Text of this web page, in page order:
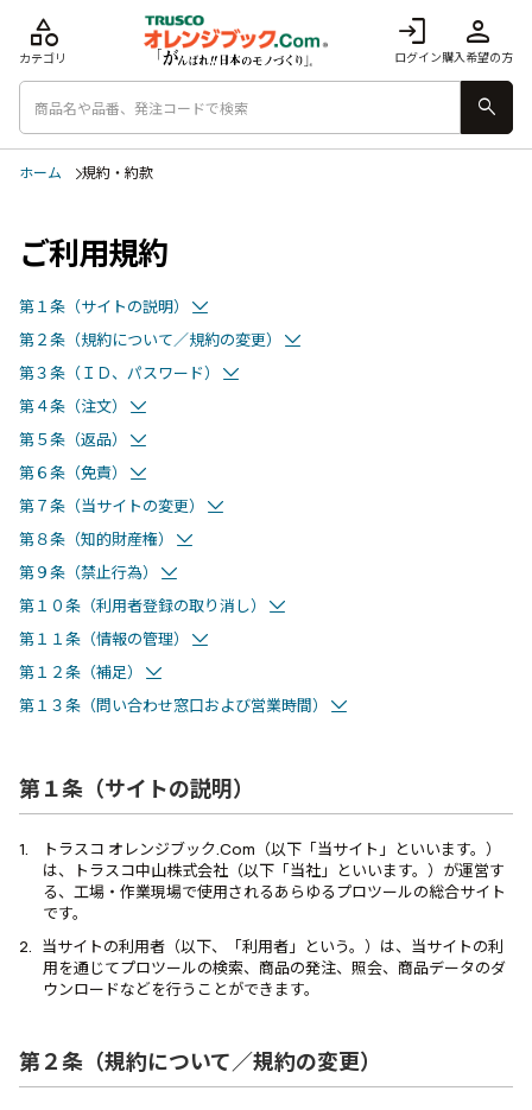
login
ログイン
person
購入希望の方
category
カテゴリ
search
ホーム 規約・約款
ご利用規約
第１条（サイトの説明）
第２条（規約について／規約の変更）
第３条（ＩＤ、パスワード）
第４条（注文）
第５条（返品）
第６条（免責）
第７条（当サイトの変更）
第８条（知的財産権）
第９条（禁止行為）
第１０条（利用者登録の取り消し）
第１１条（情報の管理）
第１２条（補足）
第１３条（問い合わせ窓口および営業時間）
第１条（サイトの説明）
トラスコ オレンジブック.Com（以下「当サイト」といいます。）
は、トラスコ中山株式会社（以下「当社」といいます。）が運営す
る、工場・作業現場で使用されるあらゆるプロツールの総合サイト
です。
当サイトの利用者（以下、「利用者」という。）は、当サイトの利
用を通じてプロツールの検索、商品の発注、照会、商品データのダ
ウンロードなどを行うことができます。
第２条（規約について／規約の変更）